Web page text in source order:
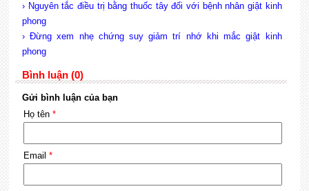
› Nguyên tắc điều trị bằng thuốc tây đối với bệnh nhân giật kinh
phong
› Đừng xem nhẹ chứng suy giảm trí nhớ khi mắc giật kinh
phong
Bình luận (0)
Gửi bình luận của bạn
Họ tên *
Email *